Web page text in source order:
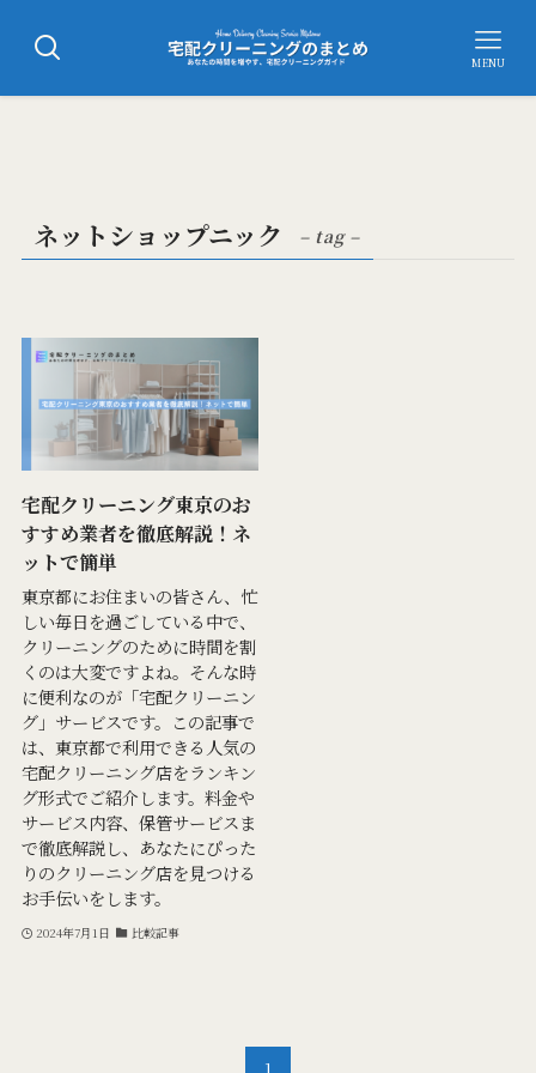
MENU
ネットショップニック – tag –
宅配クリーニング東京のお
すすめ業者を徹底解説！ネ
ットで簡単
東京都にお住まいの皆さん、忙
しい毎日を過ごしている中で、
クリーニングのために時間を割
くのは大変ですよね。そんな時
に便利なのが「宅配クリーニン
グ」サービスです。この記事で
は、東京都で利用できる人気の
宅配クリーニング店をランキン
グ形式でご紹介します。料金や
サービス内容、保管サービスま
で徹底解説し、あなたにぴった
りのクリーニング店を見つける
お手伝いをします。
2024年7月1日 比較記事